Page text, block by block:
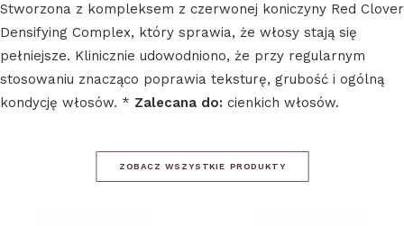
Stworzona z kompleksem z czerwonej koniczyny Red Clover
Densifying Complex, który sprawia, że włosy stają się
pełniejsze. Klinicznie udowodniono, że przy regularnym
stosowaniu znacząco poprawia teksturę, grubość i ogólną
kondycję włosów. * Zalecana do: cienkich włosów.
ZOBACZ WSZYSTKIE PRODUKTY